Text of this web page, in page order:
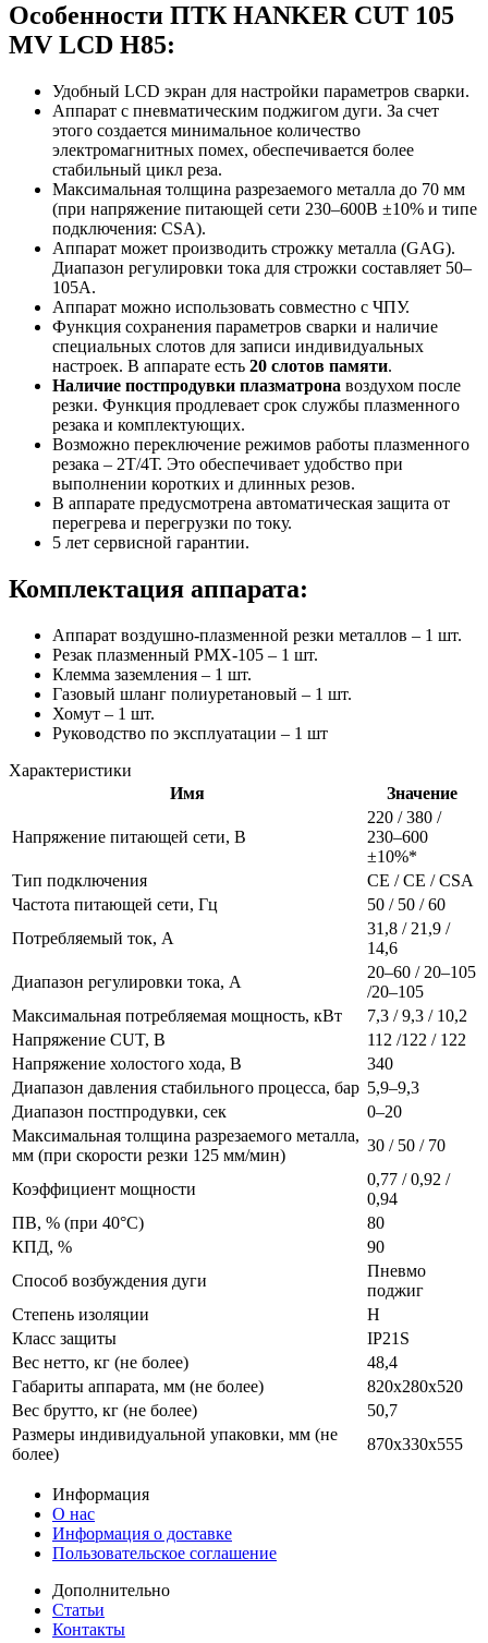
Особенности ПТК HANKER CUT 105
MV LCD H85:
Удобный LCD экран для настройки параметров сварки.
Аппарат с пневматическим поджигом дуги. За счет
этого создается минимальное количество
электромагнитных помех, обеспечивается более
стабильный цикл реза.
Максимальная толщина разрезаемого металла до 70 мм
(при напряжение питающей сети 230–600В ±10% и типе
подключения: CSA).
Аппарат может производить строжку металла (GAG).
Диапазон регулировки тока для строжки составляет 50–
105А.
Аппарат можно использовать совместно с ЧПУ.
Функция сохранения параметров сварки и наличие
специальных слотов для записи индивидуальных
настроек. В аппарате есть 20 слотов памяти.
Наличие постпродувки плазматрона воздухом после
резки. Функция продлевает срок службы плазменного
резака и комплектующих.
Возможно переключение режимов работы плазменного
резака – 2Т/4Т. Это обеспечивает удобство при
выполнении коротких и длинных резов.
В аппарате предусмотрена автоматическая защита от
перегрева и перегрузки по току.
5 лет сервисной гарантии.
Комплектация аппарата:
Аппарат воздушно-плазменной резки металлов – 1 шт.
Резак плазменный PMX-105 – 1 шт.
Клемма заземления – 1 шт.
Газовый шланг полиуретановый – 1 шт.
Хомут – 1 шт.
Руководство по эксплуатации – 1 шт
Характеристики
Имя
Значение
Напряжение питающей сети, В
220 / 380 /
230–600
±10%*
Тип подключения
СE / СЕ / CSA
Частота питающей сети, Гц
50 / 50 / 60
Потребляемый ток, А
31,8 / 21,9 /
14,6
Диапазон регулировки тока, А
20–60 / 20–105
/20–105
Максимальная потребляемая мощность, кВт
7,3 / 9,3 / 10,2
Напряжение CUT, В
112 /122 / 122
Напряжение холостого хода, В
340
Диапазон давления стабильного процесса, бар 5,9–9,3
Диапазон постпродувки, сек
0–20
Максимальная толщина разрезаемого металла,
мм (при скорости резки 125 мм/мин)
30 / 50 / 70
Коэффициент мощности
0,77 / 0,92 /
0,94
ПВ, % (при 40°С)
80
КПД, %
90
Способ возбуждения дуги
Пневмо
поджиг
Степень изоляции
H
Класс защиты
IP21S
Вес нетто, кг (не более)
48,4
Габариты аппарата, мм (не более)
820х280х520
Вес брутто, кг (не более)
50,7
Размеры индивидуальной упаковки, мм (не
более)
870х330х555
Информация
О нас
Информация о доставке
Пользовательское соглашение
Дополнительно
Статьи
Контакты